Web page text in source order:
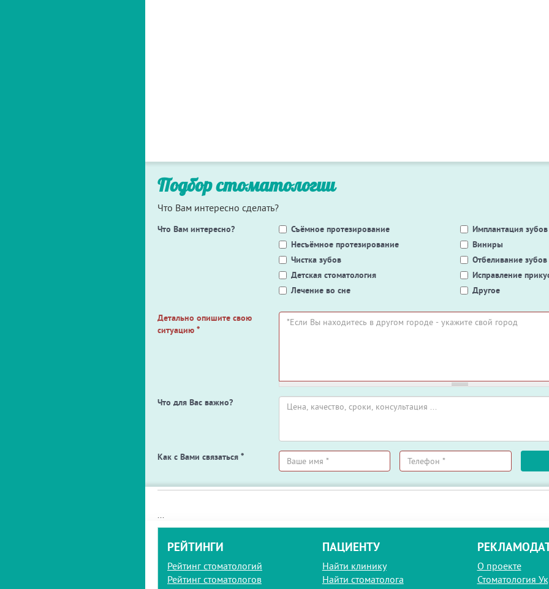
Подбор стоматологии
Что Вам интересно сделать?
Что Вам интересно? Съёмное протезирование
Имплантация зубов
Несъёмное протезирование
Виниры
Чистка зубов
Отбеливание зубов
Детская стоматология
Исправление
Лечение во сне
Другое
Детально опишите свою
ситуацию *
Что для Вас важно?
Как с Вами связаться *
имя
*
...
РЕЙТИНГИ
Рейтинг стоматологий
Рейтинг стоматологов
ПАЦИЕНТУ
Найти клинику
Найти стоматолога
О проекте
Стоматология